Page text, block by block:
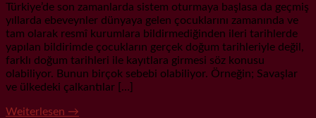
Türkiye’de son zamanlarda sistem oturmaya başlasa da geçmiş
yıllarda ebeveynler dünyaya gelen çocuklarını zamanında ve
tam olarak resmî kurumlara bildirmediğinden ileri tarihlerde
yapılan bildirimde çocukların gerçek doğum tarihleriyle değil,
farklı doğum tarihleri ile kayıtlara girmesi söz konusu
olabiliyor. Bunun birçok sebebi olabiliyor. Örneğin; Savaşlar
ve ülkedeki çalkantılar […]
Weiterlesen →